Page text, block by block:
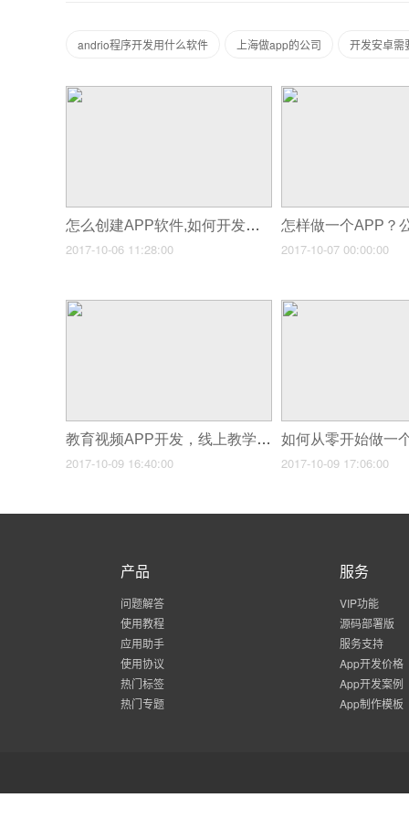
andrio程序开发用什么软件 上海做app的公司 开发安卓需
怎么创建APP软件,如何开发一款好的APP平台，类似淘宝应用那样的？
2017-10-06 11:28:00 2017-10-07 00:00:00
教育视频APP开发，线上教学类APP视频定制开发,方案、功能
2017-10-09 16:40:00 2017-10-09 17:06:00
产品
问题解答
使用教程
应用助手
使用协议
热门标签
热门专题
服务
VIP功能
源码部署版
服务支持
App开发价格
App开发案例
App制作模板